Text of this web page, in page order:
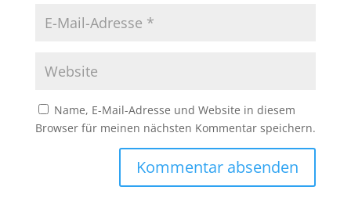
Name, E-Mail-Adresse und Website in diesem
Browser für meinen nächsten Kommentar speichern.